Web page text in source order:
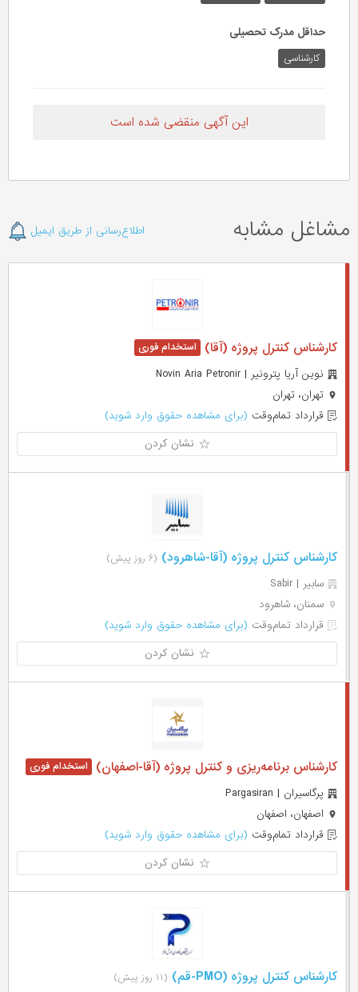
حداقل مدرک تحصیلی
کارشناسی
این آگهی منقضی شده است
مشاغل مشابه اطلاع‌رسانی از طریق ایمیل
کارشناس کنترل پروژه (آقا)
نوین آریا پترونیر | Novin Aria Petronir
تهران، تهران
قرارداد تمام‌وقت (برای مشاهده حقوق وارد شوید)
نشان کردن
کارشناس کنترل پروژه (آقا-شاهرود) (۶ روز پیش)
سابیر | Sabir
سمنان، شاهرود
قرارداد تمام‌وقت (برای مشاهده حقوق وارد شوید)
نشان کردن
کارشناس برنامه‌ریزی و کنترل پروژه (آقا-اصفهان)
پرگاسیران | Pargasiran
اصفهان، اصفهان
قرارداد تمام‌وقت (برای مشاهده حقوق وارد شوید)
نشان کردن
کارشناس کنترل پروژه (PMO-قم) (۱۱ روز پیش)